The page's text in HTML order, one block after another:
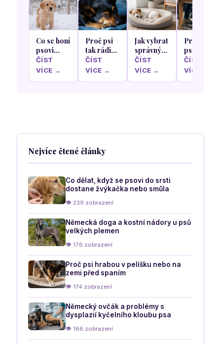
Co se honí
psovi
hlavou
když
ČÍST
VÍCE →
Proč psi
tak rádi
olizují
krém z
ČÍST
VÍCE →
Jak vybrat
správný
pelíšek
podle
nejoblíbenější
ČÍST
VÍCE →
Proč se
psi rádi
schovávají
pod stůl
ČÍST
VÍCE →
Nejvíce čtené články
Co dělat, když se psovi do srsti
dostane žvýkačka nebo smůla
👁 239 zobrazení
Německá doga a kostní nádory u psů
velkých plemen
👁 176 zobrazení
Proč psi hrabou v pelíšku nebo na
zemi před spaním
👁 174 zobrazení
Německý ovčák a problémy s
dysplazií kyčelního kloubu psa
👁 166 zobrazení